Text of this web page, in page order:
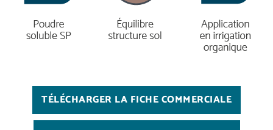
TÉLÉCHARGER LA FICHE COMMERCIALE